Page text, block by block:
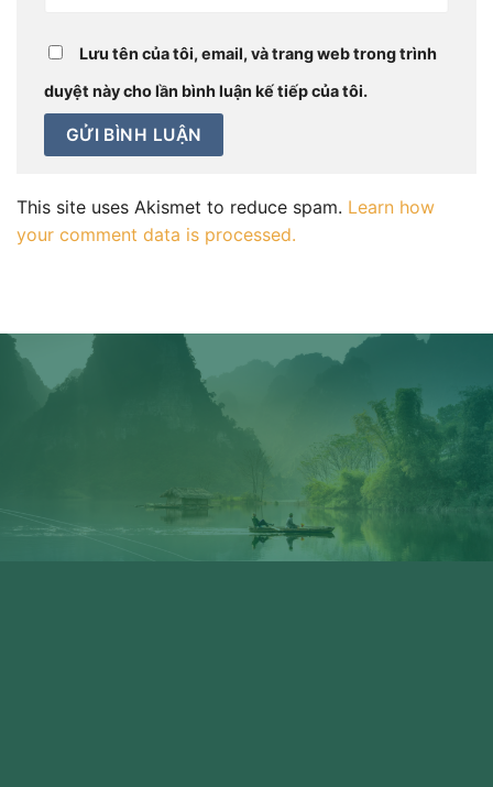
Lưu tên của tôi, email, và trang web trong trình
duyệt này cho lần bình luận kế tiếp của tôi.
This site uses Akismet to reduce spam. Learn how
your comment data is processed.